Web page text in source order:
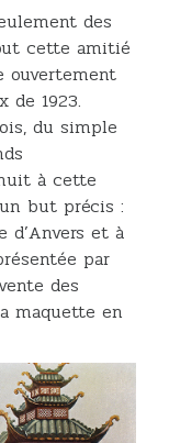
des
cette amitié
ouvertement
de 1923.
du simple
à cette
but précis :
et à
par
des
maquette en